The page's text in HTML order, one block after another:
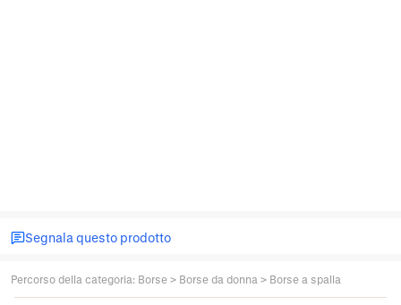
Segnala questo prodotto
Percorso della categoria: Borse > Borse da donna > Borse a spalla